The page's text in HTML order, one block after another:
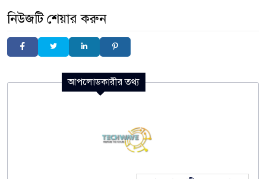
নিউজটি শেয়ার করুন
আপলোডকারীর তথ্য